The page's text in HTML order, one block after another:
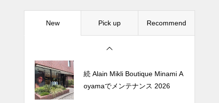
New Pick up Recommend
続 Alain Mikli Boutique Minami A
oyamaでメンテナンス 2026